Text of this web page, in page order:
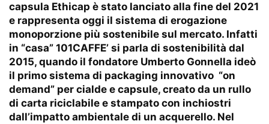
capsula Ethicap è stato lanciato alla fine del 2021
e rappresenta oggi il sistema di erogazione
monoporzione più sostenibile sul mercato. Infatti
in “casa” 101CAFFE’ si parla di sostenibilità dal
2015, quando il fondatore Umberto Gonnella ideò
il primo sistema di packaging innovativo “on
demand” per cialde e capsule, creato da un rullo
di carta riciclabile e stampato con inchiostri
dall’impatto ambientale di un acquerello. Nel